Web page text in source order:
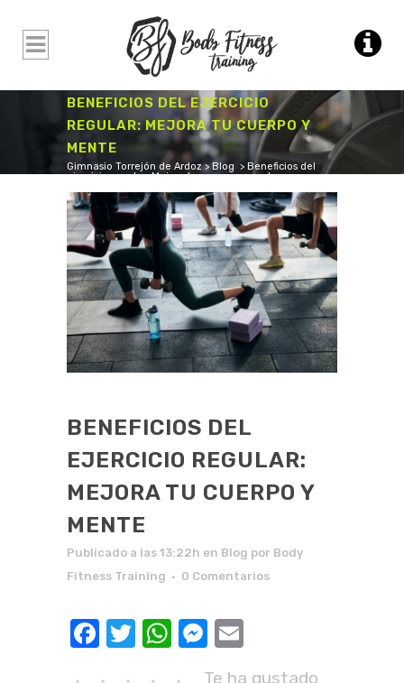
BENEFICIOS DEL EJERCICIO
REGULAR: MEJORA TU CUERPO Y
MENTE
Gimnasio Torrejón de Ardoz>Blog > Beneficios del
ejercicio regular: Mejora tu cuerpo y mente
BENEFICIOS DEL
EJERCICIO REGULAR:
MEJORA TU CUERPO Y
MENTE
Publicado a las 13:22h en Blog por Body
Fitness Training
0 Comentarios
Facebook
Twitter
WhatsApp
Messenger
Te ha gustado